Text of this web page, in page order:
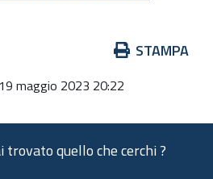
STAMPA
19 maggio 2023 20:22
trovato quello che cerchi ?